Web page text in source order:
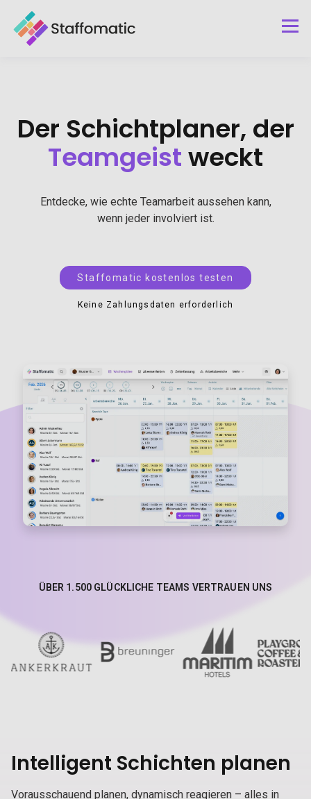
Der Schichtplaner, der
Teamgeistweckt
Entdecke, wie echte Teamarbeit aussehen kann,
wenn jeder involviert ist.
Staffomatic kostenlos testen
Keine Zahlungsdaten erforderlich
ÜBER 1.500 GLÜCKLICHE TEAMS VERTRAUEN UNS
Intelligent Schichten planen
Vorausschauend planen, dynamisch reagieren – alles in